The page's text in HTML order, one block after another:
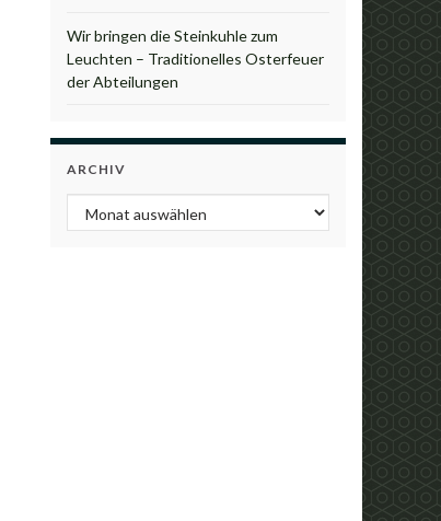
Wir bringen die Steinkuhle zum
Leuchten – Traditionelles Osterfeuer
der Abteilungen
ARCHIV
Archiv